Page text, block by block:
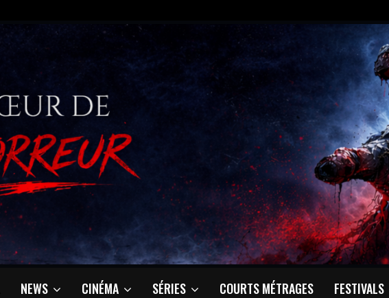
NEWS CINÉMA SÉRIES COURTS MÉTRAGES FESTIVALS